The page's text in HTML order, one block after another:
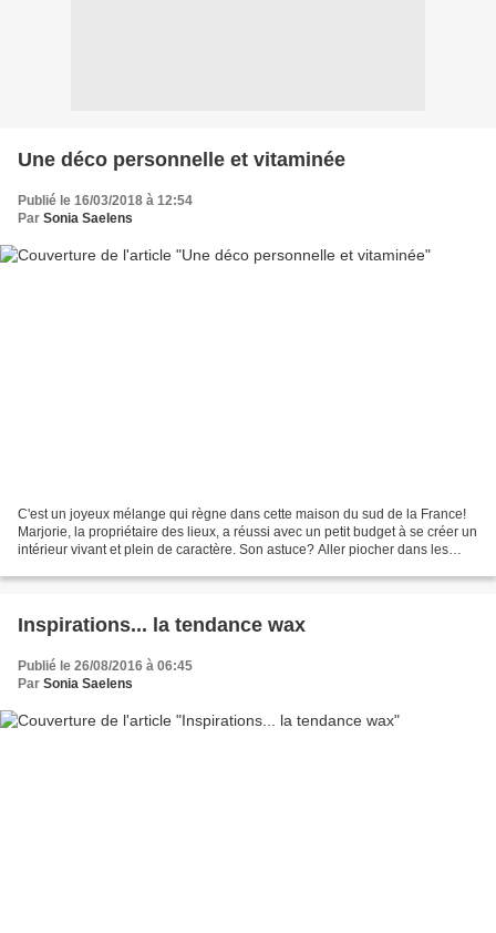
Une déco personnelle et vitaminée
Publié le 16/03/2018 à 12:54
Par Sonia Saelens
C'est un joyeux mélange qui règne dans cette maison du sud de la France!
Marjorie, la propriétaire des lieux, a réussi avec un petit budget à se créer un
intérieur vivant et plein de caractère. Son astuce? Aller piocher dans les
Inspirations... la tendance wax
Publié le 26/08/2016 à 06:45
Par Sonia Saelens